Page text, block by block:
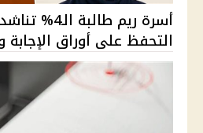
أسرة ريم طالبة
التحفظ على أوراق